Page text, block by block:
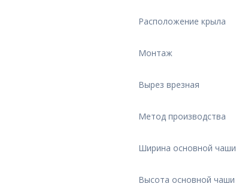
Расположение крыла
Монтаж
Вырез врезная
Метод производства
Ширина основной чаши
Высота основной чаши